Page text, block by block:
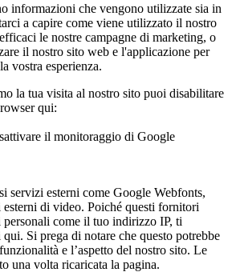
informazioni che vengono utilizzate sia in
a capire come viene utilizzato il nostro
le nostre campagne di marketing, o
il nostro sito web e l'applicazione per
vostra esperienza.
la tua visita al nostro sito puoi disabilitare
qui:
il monitoraggio di Google
servizi esterni come Google Webfonts,
di video. Poiché questi fornitori
personali come il tuo indirizzo IP, ti
Si prega di notare che questo potrebbe
e l’aspetto del nostro sito. Le
una volta ricaricata la pagina.